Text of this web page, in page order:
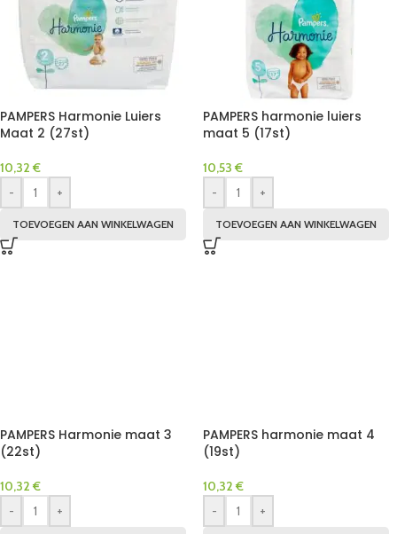
PAMPERS Harmonie Luiers
Maat 2 (27st)
10,32 €
-
+
TOEVOEGEN AAN WINKELWAGEN
PAMPERS harmonie luiers
maat 5 (17st)
10,53 €
-
+
TOEVOEGEN AAN WINKELWAGEN
PAMPERS Harmonie maat 3
(22st)
10,32 €
-
+
PAMPERS harmonie maat 4
(19st)
10,32 €
-
+